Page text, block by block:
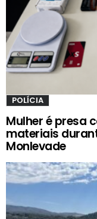
POLÍCIA
Mulher é presa
materiais
Monlevade